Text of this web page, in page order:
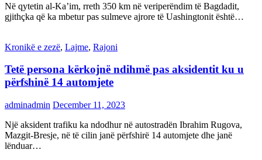
Në qytetin al-Ka’im, rreth 350 km në veriperëndim të Bagdadit,
gjithçka që ka mbetur pas sulmeve ajrore të Uashingtonit është…
Kronikë e zezë, Lajme, Rajoni
Tetë persona kërkojnë ndihmë pas aksidentit ku u
përfshinë 14 automjete
adminadmin December 11, 2023
Një aksident trafiku ka ndodhur në autostradën Ibrahim Rugova,
Mazgit-Bresje, në të cilin janë përfshirë 14 automjete dhe janë
lënduar…